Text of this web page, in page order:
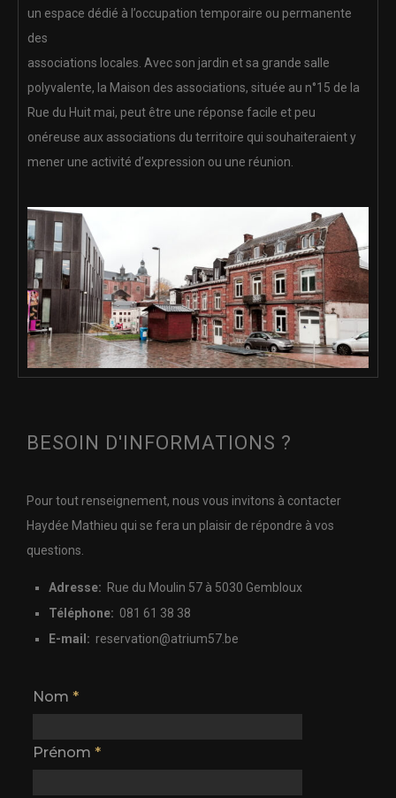
un espace dédié à l’occupation temporaire ou permanente
des
associations locales. Avec son jardin et sa grande salle
polyvalente, la Maison des associations, située au n°15 de la
Rue du Huit mai, peut être une réponse facile et peu
onéreuse aux associations du territoire qui souhaiteraient y
mener une activité d’expression ou une réunion.
BESOIN D'INFORMATIONS ?
Pour tout renseignement, nous vous invitons à contacter
Haydée Mathieu qui se fera un plaisir de répondre à vos
questions.
Adresse: Rue du Moulin 57 à 5030 Gembloux
Téléphone: 081 61 38 38
E-mail: reservation@atrium57.be
Nom *
Prénom *